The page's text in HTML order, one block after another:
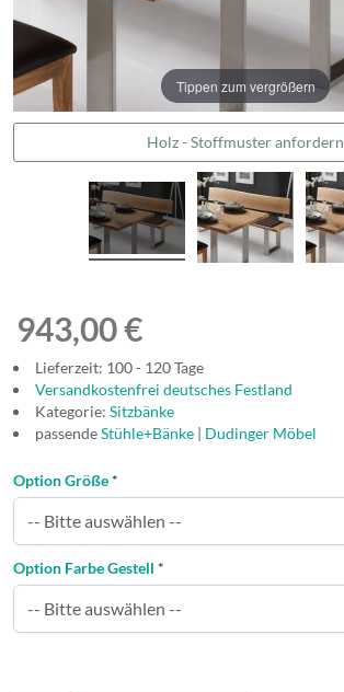
Tippen zum vergrößern
Holz - Stoffmuster anfordern
943,00 €
Lieferzeit: 100 - 120 Tage
Versandkostenfrei deutsches Festland
Kategorie: Sitzbänke
passendeStühle+Bänke | Dudinger Möbel
Option Größe *
Option Farbe Gestell *